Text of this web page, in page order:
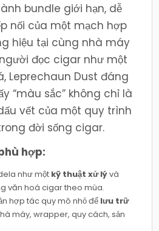
bundle giới hạn, dễ
nối của một mạch hợp
hiệu tại cùng nhà máy
đọc cigar như một
Leprechaun Dust đáng
“màu sắc” không chỉ là
vết của một quy trình
đời sống cigar.
hợp:
như một kỹ thuật xử lývà
văn hoá cigar theo mùa.
hợp tác quy mô nhỏ để lưu trữ
máy, wrapper, quy cách, sản